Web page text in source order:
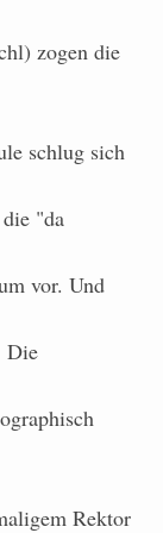
zogen die
schlug sich
"da
vor. Und
Die
Rektor